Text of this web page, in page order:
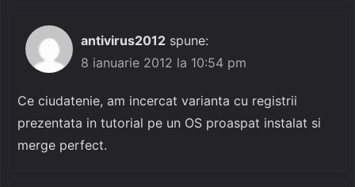
antivirus2012 spune:
8 ianuarie 2012 la 10:54 pm
Ce ciudatenie, am incercat varianta cu registrii
prezentata in tutorial pe un OS proaspat instalat si
merge perfect.